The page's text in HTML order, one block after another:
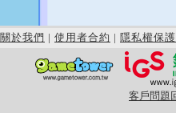
關於我們 | 使用者合約 | 隱私權保護
客戶問題